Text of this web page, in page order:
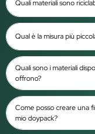
Quali materiali sono
Qual è la misura più
Quali sono i materiali
offrono?
Come posso creare una
mio doypack?